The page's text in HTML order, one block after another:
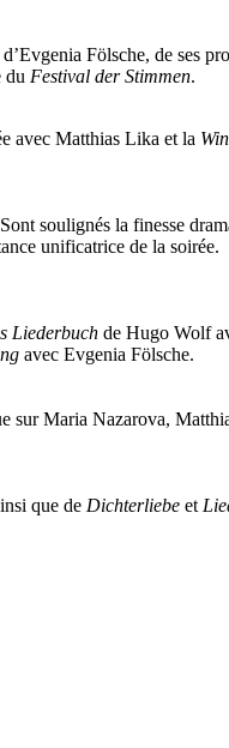
Fölsche, de ses
du Festival der Stimmen.
avec Matthias Lika et la
soulignés la finesse
unificatrice de la soirée.
Liederbuch de Hugo Wolf
avec Evgenia Fölsche.
sur Maria Nazarova,
que de Dichterliebe et